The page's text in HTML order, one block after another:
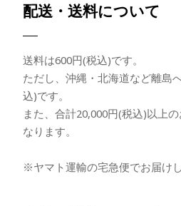
配送・送料について
送料は600円(税込)です。
ただし、沖縄・北海道など離島
込)です。
また、合計20,000円(税込)以上
なります。
※ヤマト運輸の宅急便でお届けし